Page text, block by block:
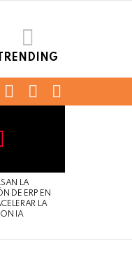
TRENDING
FOLLOWSEARCH
LA
DE ERP EN
LA
IA